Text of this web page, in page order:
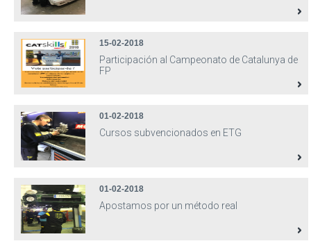
15-02-2018
Participación al Campeonato de Catalunya de
FP
01-02-2018
Cursos subvencionados en ETG
01-02-2018
Apostamos por un método real